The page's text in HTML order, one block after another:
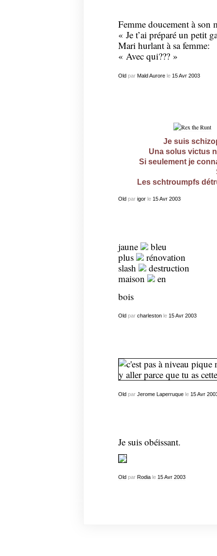
Femme doucement à son
« Je t’ai préparé un petit
Mari hurlant à sa femme:
« Avec qui??? »
Oldpar Mald Aurorele 15 Avr 2003
Je suis
Una solus victus
Si seulement je
Les schtroumpfs
Old par igorle 15 Avr 2003
jaune
bleu
plus
rénovation
slash
destruction
maison
en
bois
Oldpar charlestonle 15 Avr 2003
Oldpar Jerome Laperruquele 15 Avr
Je suis obéissant.
Oldpar Rodiale 15 Avr 2003